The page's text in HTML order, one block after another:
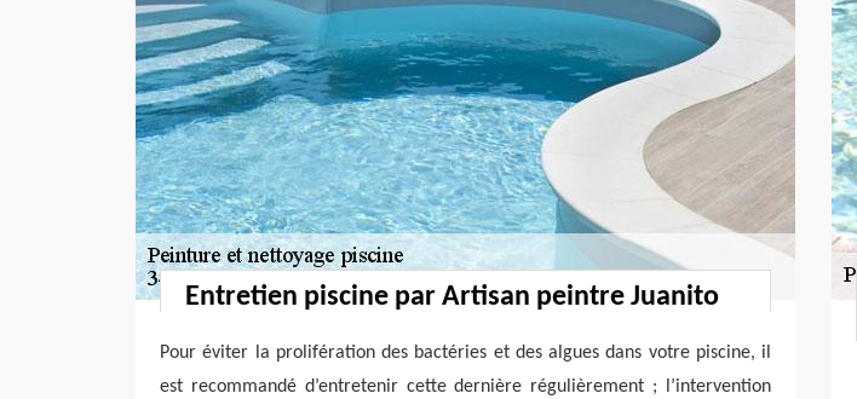
Entretien piscine par Artisan peintre Juanito
Pour éviter la prolifération des bactéries et des algues dans votre piscine, il
est recommandé d’entretenir cette dernière régulièrement ; l’intervention